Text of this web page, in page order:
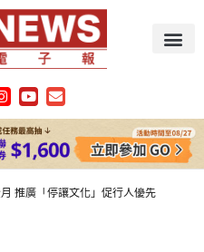
推廣「停讓文化」促行人優先